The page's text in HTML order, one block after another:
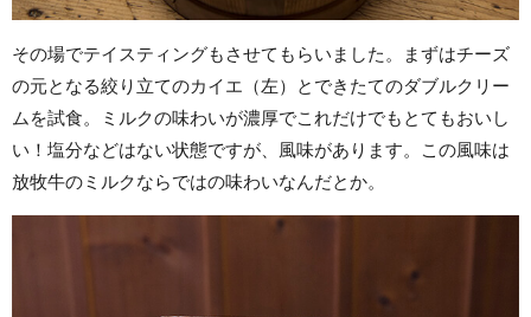
その場でテイスティングもさせてもらいました。まずはチーズ
の元となる絞り立てのカイエ（左）とできたてのダブルクリー
ムを試食。ミルクの味わいが濃厚でこれだけでもとてもおいし
い！塩分などはない状態ですが、風味があります。この風味は
放牧牛のミルクならではの味わいなんだとか。